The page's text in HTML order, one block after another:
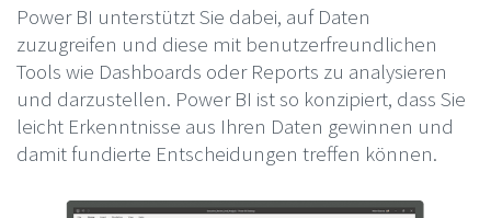
Power BI unterstützt Sie dabei, auf Daten
zuzugreifen und diese mit benutzerfreundlichen
Tools wie Dashboards oder Reports zu analysieren
und darzustellen. Power BI ist so konzipiert, dass Sie
leicht Erkenntnisse aus Ihren Daten gewinnen und
damit fundierte Entscheidungen treffen können.